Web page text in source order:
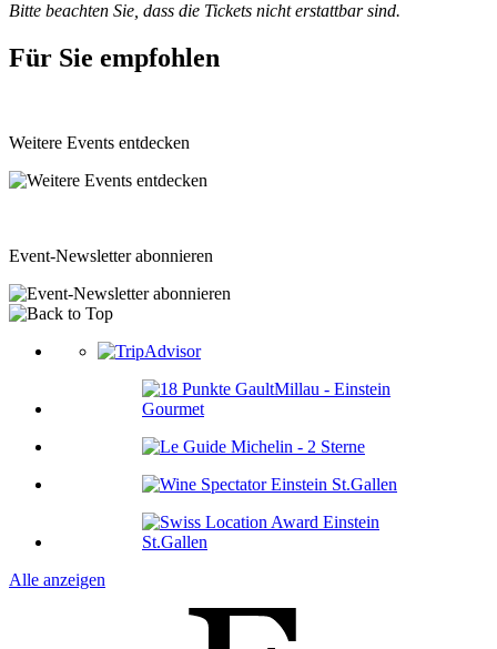
Bitte beachten Sie, dass die Tickets nicht erstattbar sind.
Für Sie empfohlen
Weitere Events entdecken
Event-Newsletter abonnieren
Alle anzeigen